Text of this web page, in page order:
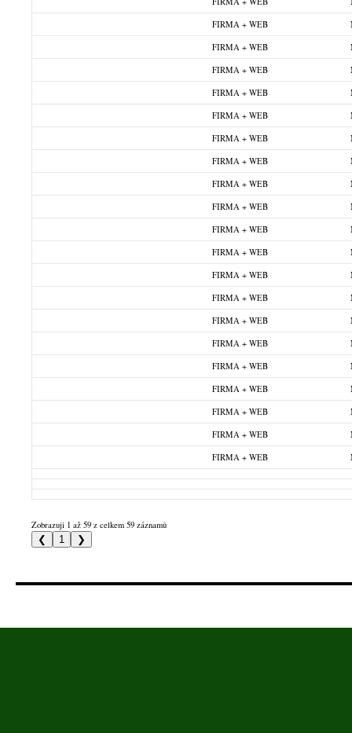
FIRMA + WEB
FIRMA + WEB
FIRMA + WEB
FIRMA + WEB
FIRMA + WEB
FIRMA + WEB
FIRMA + WEB
FIRMA + WEB
FIRMA + WEB
FIRMA + WEB
FIRMA + WEB
FIRMA + WEB
FIRMA + WEB
FIRMA + WEB
FIRMA + WEB
FIRMA + WEB
FIRMA + WEB
FIRMA + WEB
FIRMA + WEB
FIRMA + WEB
Zobrazuji 1 až 59 z celkem 59 záznamů
❮ 1 ❯